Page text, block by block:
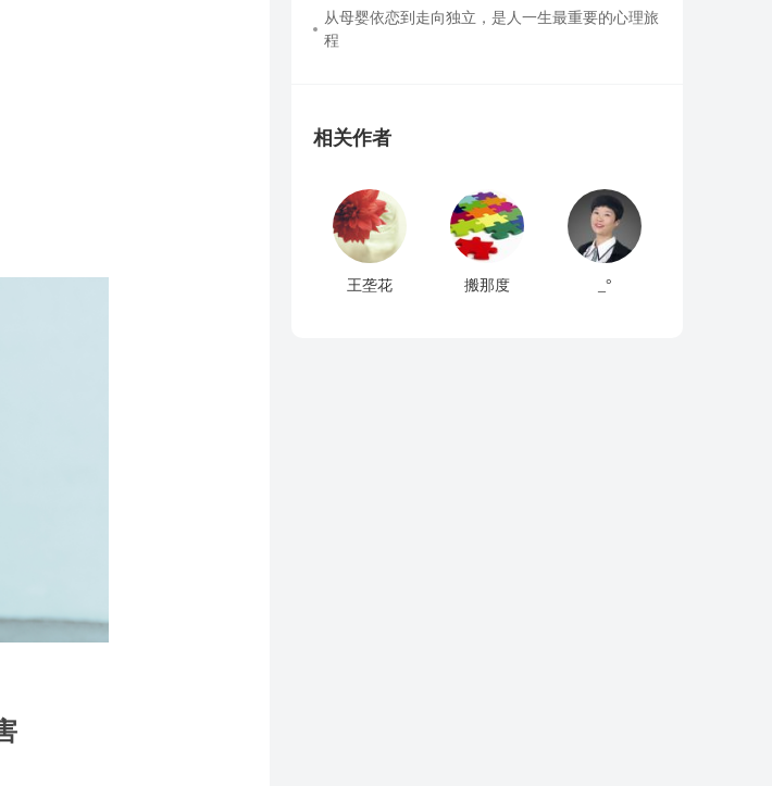
从母婴依恋到走向独立，是人一生最重要的心理旅
程
相关作者
王垄花 搬那度 _°